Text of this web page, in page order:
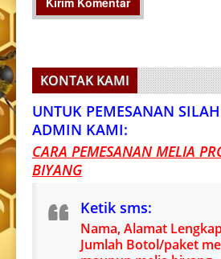
KONTAK KAMI
UNTUK PEMESANAN
ADMIN KAMI:
CARA PEMESANAN MELIA
BIYANG
Ketik sms:
Nama, Alamat
Jumlah Botol/paket